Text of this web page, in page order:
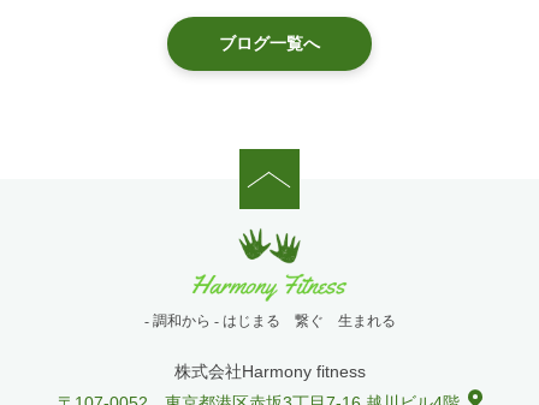
ブログ一覧へ
- 調和から - はじまる 繋ぐ 生まれる
株式会社Harmony fitness